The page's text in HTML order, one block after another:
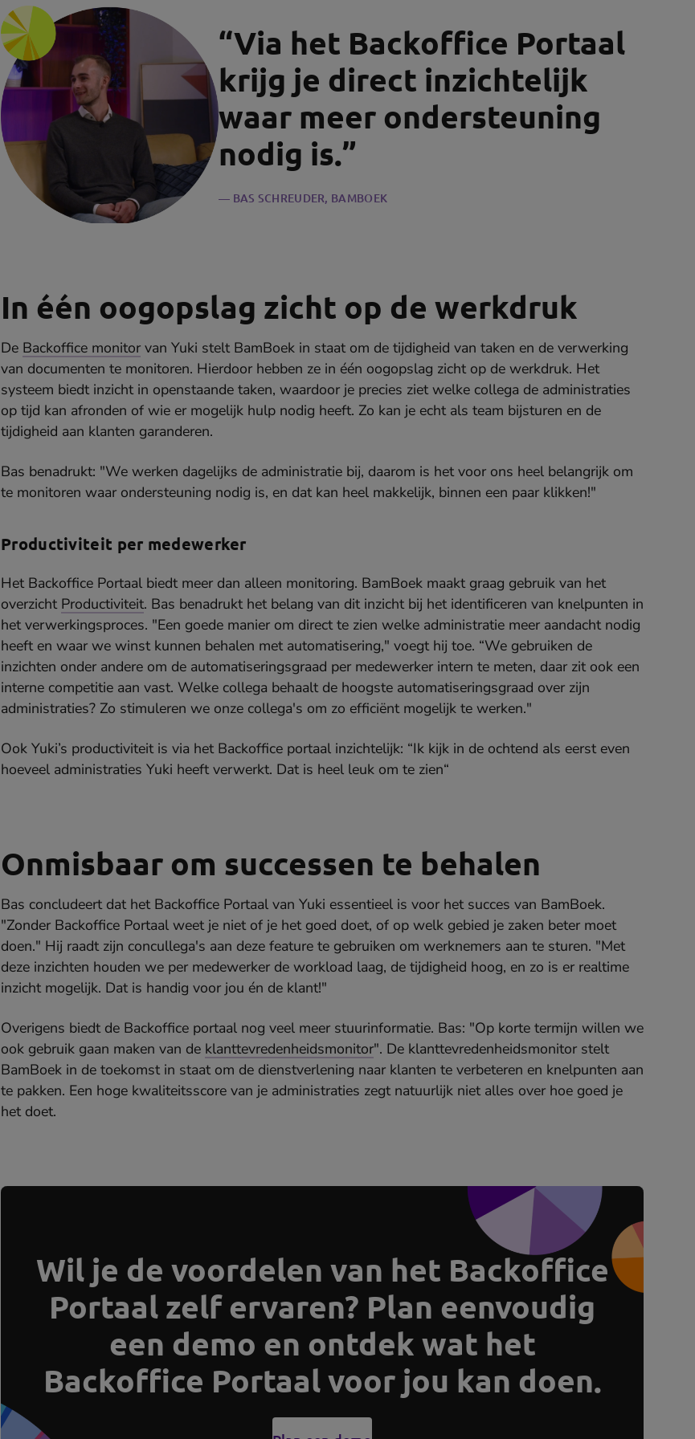
“Via het Backoffice Portaal
krijg je direct inzichtelijk
waar meer ondersteuning
nodig is.”
BAS SCHREUDER, BAMBOEK
In één oogopslag zicht op de werkdruk
De Backoffice monitor van Yuki stelt BamBoek in staat om de tijdigheid van taken en de verwerking
van documenten te monitoren. Hierdoor hebben ze in één oogopslag zicht op de werkdruk. Het
systeem biedt inzicht in openstaande taken, waardoor je precies ziet welke collega de administraties
op tijd kan afronden of wie er mogelijk hulp nodig heeft. Zo kan je echt als team bijsturen en de
tijdigheid aan klanten garanderen.
Bas benadrukt: "We werken dagelijks de administratie bij, daarom is het voor ons heel belangrijk om
te monitoren waar ondersteuning nodig is, en dat kan heel makkelijk, binnen een paar klikken!"
Productiviteit per medewerker
Het Backoffice Portaal biedt meer dan alleen monitoring. BamBoek maakt graag gebruik van het
overzicht Productiviteit. Bas benadrukt het belang van dit inzicht bij het identificeren van knelpunten in
het verwerkingsproces. "Een goede manier om direct te zien welke administratie meer aandacht nodig
heeft en waar we winst kunnen behalen met automatisering," voegt hij toe. “We gebruiken de
inzichten onder andere om de automatiseringsgraad per medewerker intern te meten, daar zit ook een
interne competitie aan vast. Welke collega behaalt de hoogste automatiseringsgraad over zijn
administraties? Zo stimuleren we onze collega's om zo efficiënt mogelijk te werken."
Ook Yuki’s productiviteit is via het Backoffice portaal inzichtelijk: “Ik kijk in de ochtend als eerst even
hoeveel administraties Yuki heeft verwerkt. Dat is heel leuk om te zien“
Onmisbaar om successen te behalen
Bas concludeert dat het Backoffice Portaal van Yuki essentieel is voor het succes van BamBoek.
"Zonder Backoffice Portaal weet je niet of je het goed doet, of op welk gebied je zaken beter moet
doen." Hij raadt zijn concullega's aan deze feature te gebruiken om werknemers aan te sturen. "Met
deze inzichten houden we per medewerker de workload laag, de tijdigheid hoog, en zo is er realtime
inzicht mogelijk. Dat is handig voor jou én de klant!"
Overigens biedt de Backoffice portaal nog veel meer stuurinformatie. Bas: "Op korte termijn willen we
ook gebruik gaan maken van de klanttevredenheidsmonitor". De klanttevredenheidsmonitor stelt
BamBoek in de toekomst in staat om de dienstverlening naar klanten te verbeteren en knelpunten aan
te pakken. Een hoge kwaliteitsscore van je administraties zegt natuurlijk niet alles over hoe goed je
het doet.
Wil je de voordelen van het Backoffice
Portaal zelf ervaren? Plan eenvoudig
een demo en ontdek wat het
Backoffice Portaal voor jou kan doen.